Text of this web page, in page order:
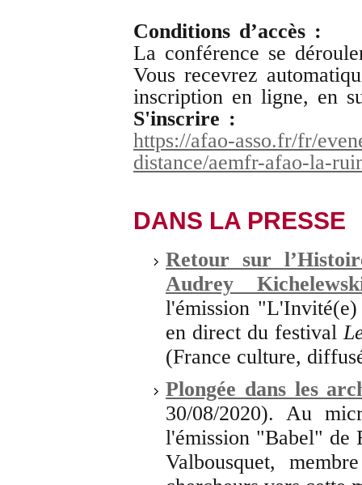
Conditions d’accès :
La conférence se
Vous recevrez
inscription en ligne, en
S'inscrire :
https://afao-asso.fr/fr/
distance/aemfr-afao-la-
DANS LA PRESSE
Retour sur
Audrey
l'émission
en direct du festival
(France culture,
Plongée dans les
30/08/2020). Au
l'émission "Babel" de
Valbousquet,